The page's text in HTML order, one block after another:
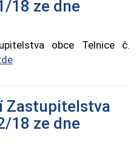
18 ze dne
obce Telnice č.
Zastupitelstva
18 ze dne